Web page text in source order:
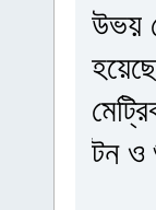
উভয়
টন ও